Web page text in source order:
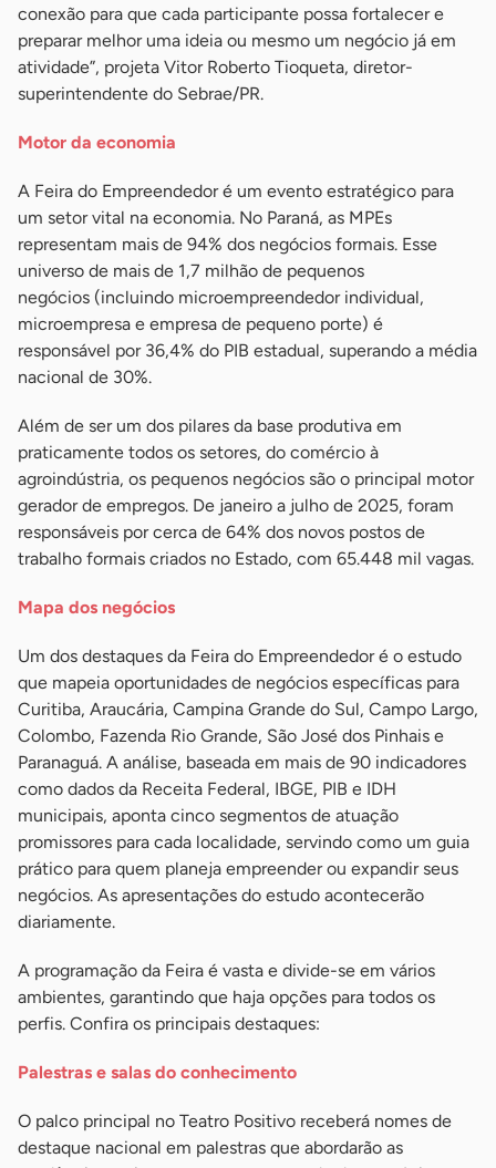
conexão para que cada participante possa fortalecer e
preparar melhor uma ideia ou mesmo um negócio já em
atividade”, projeta Vitor Roberto Tioqueta, diretor-
superintendente do Sebrae/PR.
Motor da economia
A Feira do Empreendedor é um evento estratégico para
um setor vital na economia. No Paraná, as MPEs
representam mais de 94% dos negócios formais. Esse
universo de mais de 1,7 milhão de pequenos
negócios (incluindo microempreendedor individual,
microempresa e empresa de pequeno porte) é
responsável por 36,4% do PIB estadual, superando a média
nacional de 30%.
Além de ser um dos pilares da base produtiva em
praticamente todos os setores, do comércio à
agroindústria, os pequenos negócios são o principal motor
gerador de empregos. De janeiro a julho de 2025, foram
responsáveis por cerca de 64% dos novos postos de
trabalho formais criados no Estado, com 65.448 mil vagas.
Mapa dos negócios
Um dos destaques da Feira do Empreendedor é o estudo
que mapeia oportunidades de negócios específicas para
Curitiba, Araucária, Campina Grande do Sul, Campo Largo,
Colombo, Fazenda Rio Grande, São José dos Pinhais e
Paranaguá. A análise, baseada em mais de 90 indicadores
como dados da Receita Federal, IBGE, PIB e IDH
municipais, aponta cinco segmentos de atuação
promissores para cada localidade, servindo como um guia
prático para quem planeja empreender ou expandir seus
negócios. As apresentações do estudo acontecerão
diariamente.
A programação da Feira é vasta e divide-se em vários
ambientes, garantindo que haja opções para todos os
perfis. Confira os principais destaques:
Palestras e salas do conhecimento
O palco principal no Teatro Positivo receberá nomes de
destaque nacional em palestras que abordarão as